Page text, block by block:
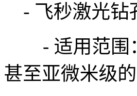
- 飞秒激光钻
- 适用范围：
甚至亚微米级的